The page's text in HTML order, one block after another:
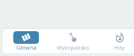
Główna Wykopalisko Hity